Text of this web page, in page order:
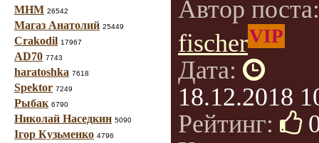
МНМ 26542
Магаз Анатолий 25449
Crakodil 17967
AD70 7743
haratoshka 7618
Spektor 7249
Рыбак 6790
Николай Наседкин 5090
Ігор Кузьменко 4796
Автор
fischerVIP
Дата:
18.12.2018
Рейтинг: